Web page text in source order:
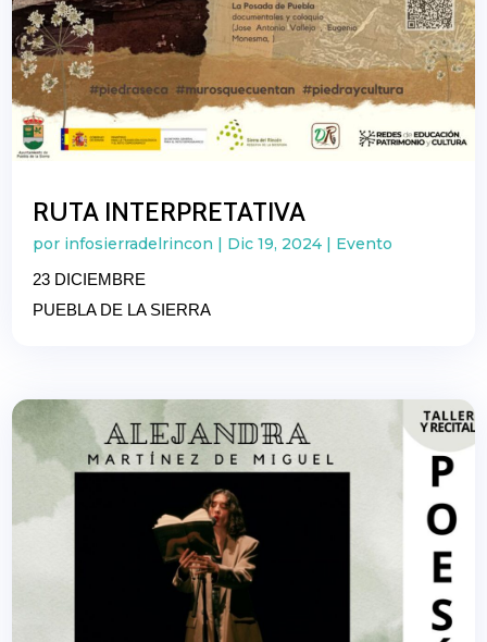
RUTA INTERPRETATIVA
por infosierradelrincon Dic 19, 2024 Evento
23 DICIEMBRE
PUEBLA DE LA SIERRA